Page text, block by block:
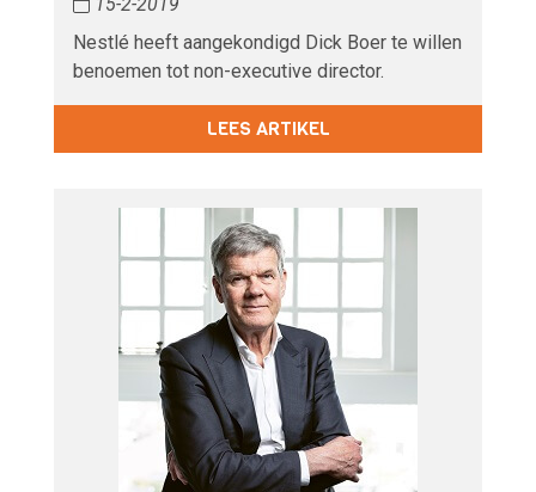
15-2-2019
Nestlé heeft aangekondigd Dick Boer te willen
benoemen tot non-executive director.
LEES ARTIKEL